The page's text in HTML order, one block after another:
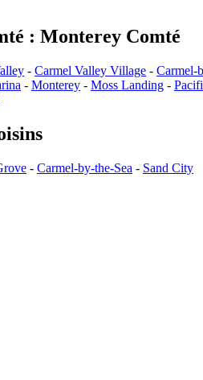
: Monterey Comté
- Carmel Valley Village - Carmel-
- Monterey - Moss Landing -
- Carmel-by-the-Sea - Sand City